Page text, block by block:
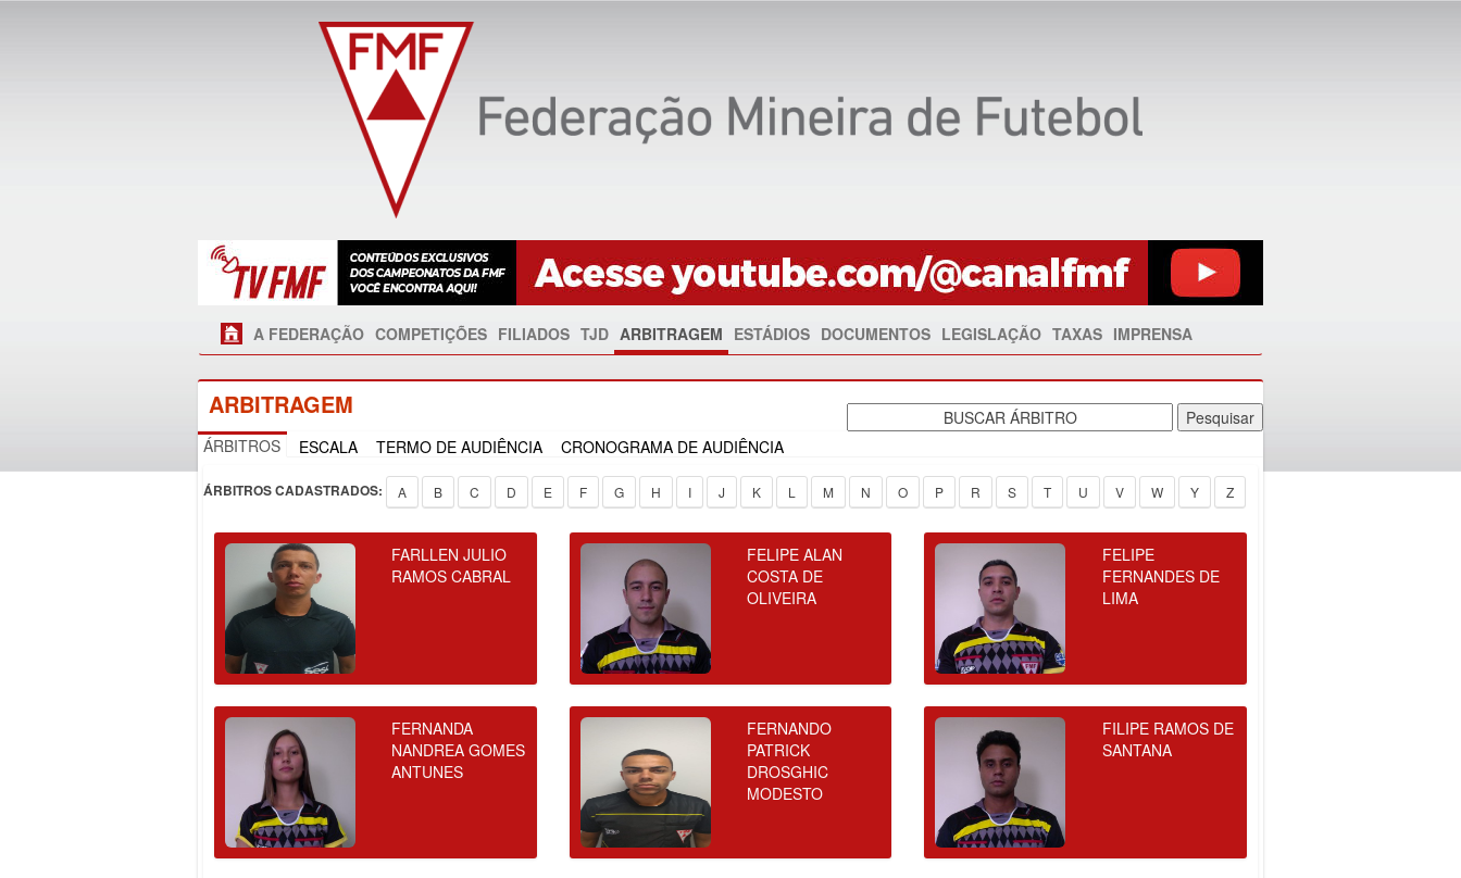
A FEDERAÇÃO COMPETIÇÕES FILIADOS TJD ARBITRAGEM ESTÁDIOS DOCUMENTOS LEGISLAÇÃO TAXAS IMPRENSA
ARBITRAGEM
ÁRBITROS ESCALA TERMO DE AUDIÊNCIA CRONOGRAMA DE AUDIÊNCIA
ÁRBITROS CADASTRADOS: A B C D E F G H I J K L M N O P R S T U V W Y Z
FARLLEN JULIO
RAMOS CABRAL
FELIPE ALAN
COSTA DE
OLIVEIRA
FELIPE
FERNANDES DE
LIMA
FERNANDA
NANDREA GOMES
ANTUNES
FERNANDO
PATRICK
DROSGHIC
MODESTO
FILIPE RAMOS DE
SANTANA